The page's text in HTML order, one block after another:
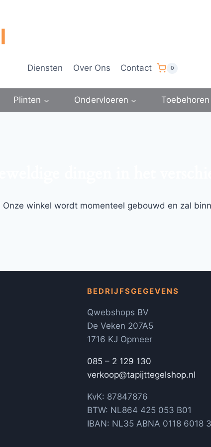
Diensten Over Ons Contact 0
Plinten Ondervloeren Toebehoren
winkel wordt momenteel gebouwd en zal
BEDRIJFSGEGEVENS
Qwebshops BV
De Veken 207A5
1716 KJ Opmeer
085 – 2 129 130
verkoop@tapijttegelshop.nl
KvK: 87847876
BTW: NL864 425 053 B01
IBAN: NL35 ABNA 0118 6018